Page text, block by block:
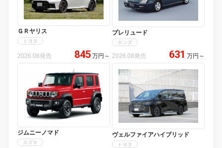
ＧＲヤリス
トヨタ
2026.08発売 845 万円 ～
プレリュード
ホンダ
2026.08発売 631 万円 ～
ジムニーノマド
スズキ
ヴェルファイアハイブリッド
トヨタ